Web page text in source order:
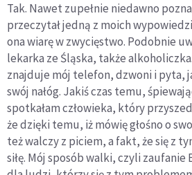
Tak. Nawet zupełnie niedawno
przeczytał jedną z moich
ona wiarę w zwycięstwo. Podobnie
lekarka ze Śląska, także
znajduje mój telefon, dzwoni i pyta,
swój nałóg. Jakiś czas temu,
spotkałam człowieka, który
że dzięki temu, iż mówię głośno o
też walczy z piciem, a fakt, że się z
siłę. Mój sposób walki, czyli zaufanie